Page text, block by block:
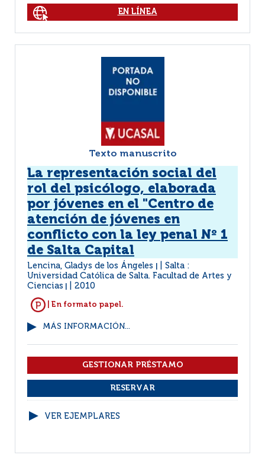
EN LÍNEA
Texto manuscrito
La representación social del
rol del psicólogo, elaborada
por jóvenes en el "Centro de
atención de jóvenes en
conflicto con la ley penal Nº 1
de Salta Capital
Lencina, Gladys de los Ángeles
Salta :
Universidad Católica de Salta. Facultad de Artes y
Ciencias
2010
| En formato papel.
MÁS INFORMACIÓN...
VER EJEMPLARES